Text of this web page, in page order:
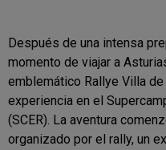
Después de una intensa
momento de viajar a
emblemático Rallye Villa
experiencia en el
(SCER). La aventura
organizado por el rally, un